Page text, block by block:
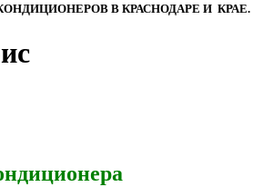
В КРАСНОДАРЕ И КРАЕ.